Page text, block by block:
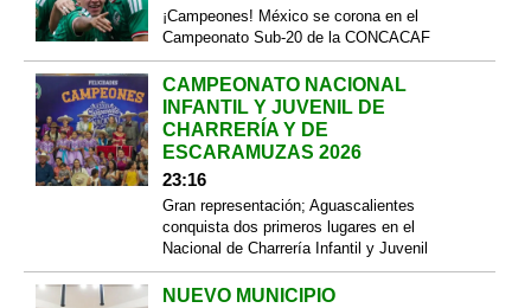
¡Campeones! México se corona en el
Campeonato Sub-20 de la CONCACAF
CAMPEONATO NACIONAL
INFANTIL Y JUVENIL DE
CHARRERÍA Y DE
ESCARAMUZAS 2026
23:16
Gran representación; Aguascalientes
conquista dos primeros lugares en el
Nacional de Charrería Infantil y Juvenil
NUEVO MUNICIPIO